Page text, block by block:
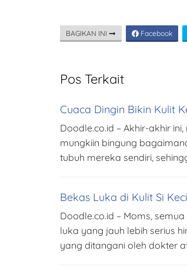
BAGIKAN INI Facebook
Pos Terkait
Cuaca Dingin Bikin Kulit
Doodle.co.id – Akhir-akhir
mungkiin bingung
tubuh mereka sendiri,
Bekas Luka di Kulit Si
Doodle.co.id – Moms,
luka yang jauh lebih serius
yang ditangani oleh dokter